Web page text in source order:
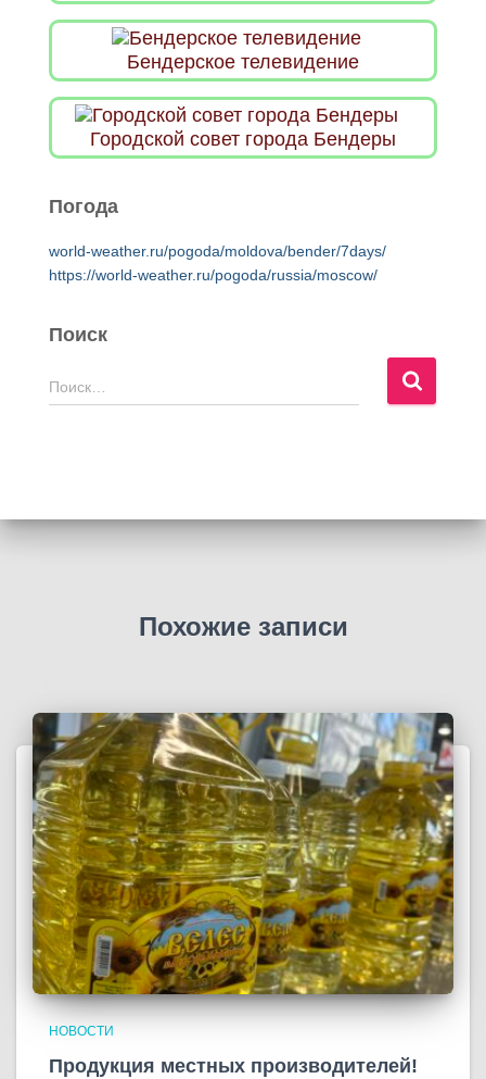
Бендерское телевидение
Городской совет города Бендеры
Погода
world-weather.ru/pogoda/moldova/bender/7days/
https://world-weather.ru/pogoda/russia/moscow/
Поиск
Н
а
Поиск…
Похожие записи
НОВОСТИ
Продукция местных производителей!